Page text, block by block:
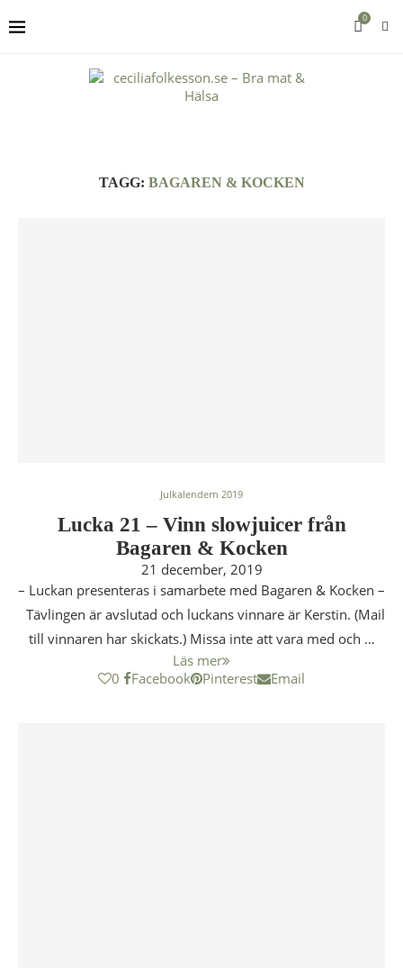
0
TAGG: BAGAREN & KOCKEN
Julkalendern 2019
Lucka 21 – Vinn slowjuicer från
Bagaren & Kocken
21 december, 2019
– Luckan presenteras i samarbete med Bagaren & Kocken –
Tävlingen är avslutad och luckans vinnare är Kerstin. (Mail
till vinnaren har skickats.) Missa inte att vara med och …
Läs mer
0
Facebook Pinterest Email